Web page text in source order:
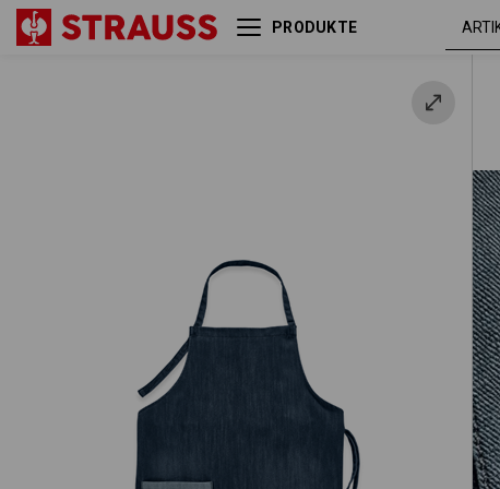
PRODUKTE